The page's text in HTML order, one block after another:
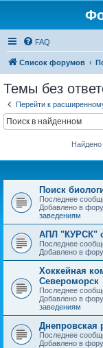
FAQ
Список форумов
Темы без
Перейти к
Найдено
Поиск
Последнее
Добавлено в
заведениям
АПЛ "КУРСК"
Последнее
Добавлено в
Хоккейная
Североморск
Последнее
Добавлено в
заведениям
Днепровская
Последнее
Добавлено в